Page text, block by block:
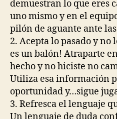
demuestran lo que eres
uno mismo y en el
pilón de aguante ante
2. Acepta lo pasado y no
es un balón! Atraparte
hecho y no hiciste no
Utiliza esa información
oportunidad y…sigue
3. Refresca el lenguaje
Un lenguaje de duda